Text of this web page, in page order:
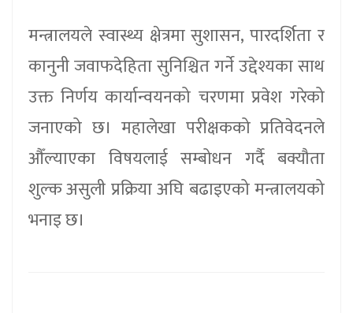
मन्त्रालयले स्वास्थ्य क्षेत्रमा सुशासन, पारदर्शिता र
कानुनी जवाफदेहिता सुनिश्चित गर्ने उद्देश्यका साथ
उक्त निर्णय कार्यान्वयनको चरणमा प्रवेश गरेको
जनाएको छ। महालेखा परीक्षकको प्रतिवेदनले
औँल्याएका विषयलाई सम्बोधन गर्दै बक्यौता
शुल्क असुली प्रक्रिया अघि बढाइएको मन्त्रालयको
भनाइ छ।